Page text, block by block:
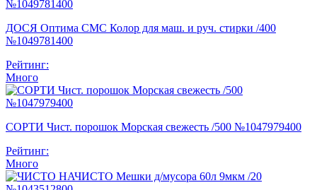
ДОСЯ Оптима СМС Колор для маш. и руч. стирки /400
№1049781400
Рейтинг:
Много
СОРТИ Чист. порошок Морская свежесть /500 №1047979400
Рейтинг:
Много